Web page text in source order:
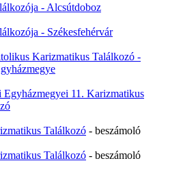
- Alcsútdoboz
- Székesfehérvár
Karizmatikus Találkozó -
Egyházmegyei 11. Karizmatikus
Találkozó - beszámoló
Találkozó - beszámoló